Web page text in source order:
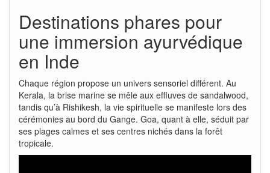
Destinations phares pour
une immersion ayurvédique
en Inde
Chaque région propose un univers sensoriel différent. Au
Kerala, la brise marine se mêle aux effluves de sandalwood,
tandis qu’à Rishikesh, la vie spirituelle se manifeste lors des
cérémonies au bord du Gange. Goa, quant à elle, séduit par
ses plages calmes et ses centres nichés dans la forêt
tropicale.